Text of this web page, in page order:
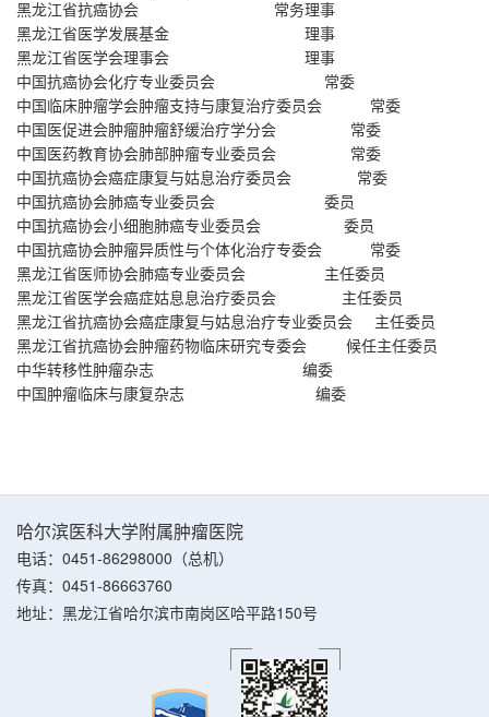
黑龙江省抗癌协会
常务理事
黑龙江省医学发展基金
理事
黑龙江省医学会理事会
理事
中国抗癌协会化疗专业委员会
常委
中国临床肿瘤学会肿瘤支持与康复治疗委员会
常委
中国医促进会肿瘤肿瘤舒缓治疗学分会
常委
中国医药教育协会肺部肿瘤专业委员会
常委
中国抗癌协会癌症康复与姑息治疗委员会
常委
中国抗癌协会肺癌专业委员会
委员
中国抗癌协会小细胞肺癌专业委员会
委员
中国抗癌协会肿瘤异质性与个体化治疗专委会
常委
黑龙江省医师协会肺癌专业委员会
主任委员
黑龙江省医学会癌症姑息息治疗委员会
主任委员
黑龙江省抗癌协会癌症康复与姑息治疗专业委员会
主任委员
黑龙江省抗癌协会肿瘤药物临床研究专委会
候任主任委员
中华转移性肿瘤杂志
编委
中国肿瘤临床与康复杂志
编委
哈尔滨医科大学附属肿瘤医院
电话：0451-86298000（总机）
传真：0451-86663760
地址：黑龙江省哈尔滨市南岗区哈平路150号